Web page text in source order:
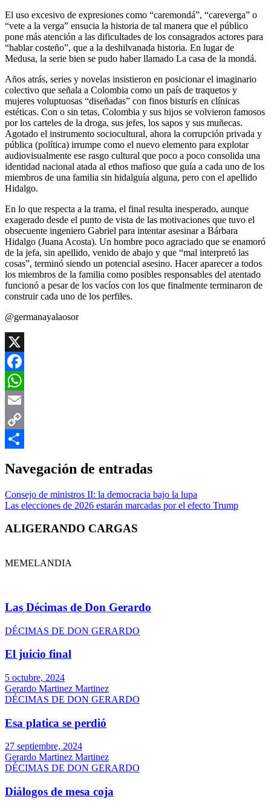
El uso excesivo de expresiones como “caremondá”, “careverga” o
“vete a la verga” ensucia la historia de tal manera que el público
pone más atención a las dificultades de los consagrados actores para
“hablar costeño”, que a la deshilvanada historia. En lugar de
Medusa, la serie bien se pudo haber llamado La casa de la mondá.
Años atrás, series y novelas insistieron en posicionar el imaginario
colectivo que señala a Colombia como un país de traquetos y
mujeres voluptuosas “diseñadas” con finos bisturís en clínicas
estéticas. Con o sin tetas, Colombia y sus hijos se volvieron famosos
por los carteles de la droga, sus jefes, los sapos y sus muñecas.
Agotado el instrumento sociocultural, ahora la corrupción privada y
pública (política) irrumpe como el nuevo elemento para explotar
audiovisualmente ese rasgo cultural que poco a poco consolida una
identidad nacional atada al ethos mafioso que guía a cada uno de los
miembros de una familia sin hidalguía alguna, pero con el apellido
Hidalgo.
En lo que respecta a la trama, el final resulta inesperado, aunque
exagerado desde el punto de vista de las motivaciones que tuvo el
obsecuente ingeniero Gabriel para intentar asesinar a Bárbara
Hidalgo (Juana Acosta). Un hombre poco agraciado que se enamoró
de la jefa, sin apellido, venido de abajo y que “mal interpretó las
cosas”, terminó siendo un potencial asesino. Hacer aparecer a todos
los miembros de la familia como posibles responsables del atentado
funcionó a pesar de los vacíos con los que finalmente terminaron de
construir cada uno de los perfiles.
@germanayalaosor
X
Facebook
WhatsApp
Email
Copy
Navegación de entradas
Consejo de ministros II: la democracia bajo la lupa
Las elecciones de 2026 estarán marcadas por el efecto Trump
ALIGERANDO CARGAS
MEMELANDIA
Las Décimas de Don Gerardo
DÉCIMAS DE DON GERARDO
El juicio final
5 octubre, 2024
Gerardo Martinez Martinez
DÉCIMAS DE DON GERARDO
Esa platica se perdió
27 septiembre, 2024
Gerardo Martinez Martinez
DÉCIMAS DE DON GERARDO
Diálogos de mesa coja